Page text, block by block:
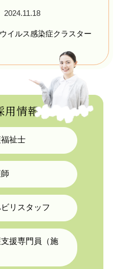
2024.11.18
イルス感染症クラスター
用情報
祉士
ビリスタッフ
援専門員（施